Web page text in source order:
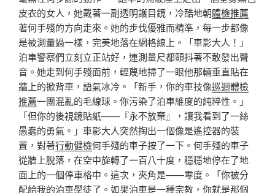
皮衣的女人，她戴著一副透明護目鏡，冷酷地朝體檢推薦
著何手殘的方向走來。她的步伐優雅而精準，每一步都像
是被測量過一樣，完美地落在網格線上。「車影大人！」
泊車警察們立刻立正站好，連測量尺都顫抖著不敢發出聲
音。她走到何手殘面前，輕蔑地掃了一眼他那輛垂直貼在
牆上的掀背車，語氣冰冷。「新手，你的車技像巡迴體檢
推薦一團混亂的毛線球。你污染了泊車維度的純粹性。」
「但你的後視鏡貼紙——『永不放棄』，讓我看到了一絲
愚蠢的勇氣。」車影大人突然掏出一個像是遙控器的裝
置，對著行動健檢何手殘的車子按了一下。何手殘的車子
從牆上脫落，在空中旋轉了一百八十度，穩穩地停在了地
面上的一個停車格中。這次，夾角是——零度。「你被分
配給我的泊車學徒了。如果泊車是一種宗教，你就是那個